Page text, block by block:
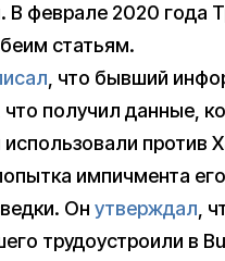
В феврале 2020 года
статьям.
, что бывший
получил данные,
против
импичмента
Он утверждал,
трудоустроили в